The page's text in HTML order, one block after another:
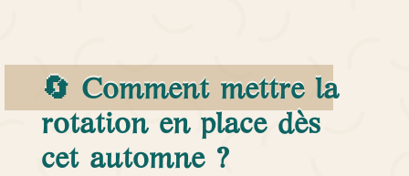
🔄 Comment mettre la
rotation en place dès
cet automne ?